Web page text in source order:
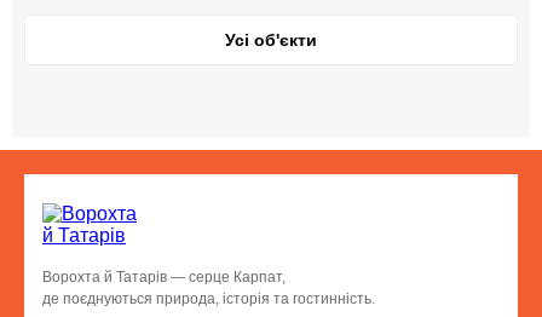
Усі об'єкти
Ворохта й Татарів — серце Карпат,
де поєднуються природа, історія та гостинність.